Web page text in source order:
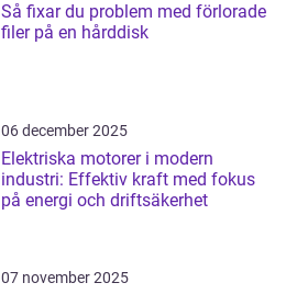
Så fixar du problem med förlorade
filer på en hårddisk
06 december 2025
Elektriska motorer i modern
industri: Effektiv kraft med fokus
på energi och driftsäkerhet
07 november 2025